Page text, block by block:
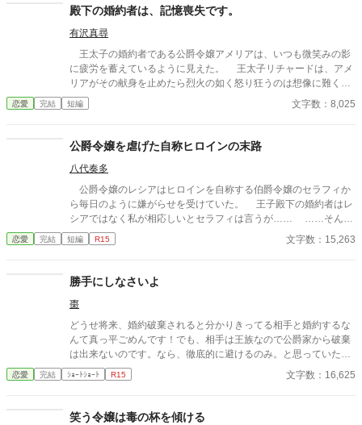
殿下の婚約者は、記憶喪失です。
有沢真尋
王太子の婚約者である公爵令嬢アメリアは、いつも微笑みの影
に疲労を蓄えているように見えた。 王太子リチャードは、アメ
リアがその献身を止めたら烈火の如く怒り狂うのは想像に難くな
い。自分の行動にアメリアが口を出すのも絶対に許さない。たと
えば結婚前に派手な女遊びはやめて欲しい、という願いでさえ
えたアメリア。 彼女は高熱にうなされた後、すべてを忘れてし
まっていた。 ※ざまあ要素はありません。 ※表紙はかんたん表紙
メーカーさま
恋愛 完結 短編 文字数：8,025
公爵令嬢を虐げた自称ヒロインの末路
八代奏多
公爵令嬢のレシアはヒロインを自称する伯爵令嬢のセラフィか
ら毎日のように嫌がらせを受けていた。 王子殿下の婚約者はレ
シアではなく私が相応しいとセラフィは言うが…… ……そんな
こと、絶対にさせませんわよ？
恋愛 完結 短編 R15 文字数：15,263
勝手にしなさいよ
棗
どうせ将来、婚約破棄されると分かりきってる相手と婚約するな
んて真っ平ごめんです！でも、相手は王族なので公爵家から破棄
は出来ないのです。なら、徹底的に避けるのみ。と思っていた悪
役令嬢予定のヴァイオレットだが……
恋愛 完結 ｼｮｰﾄｼｮｰﾄ R15 文字数：16,625
笑う令嬢は毒の杯を傾ける